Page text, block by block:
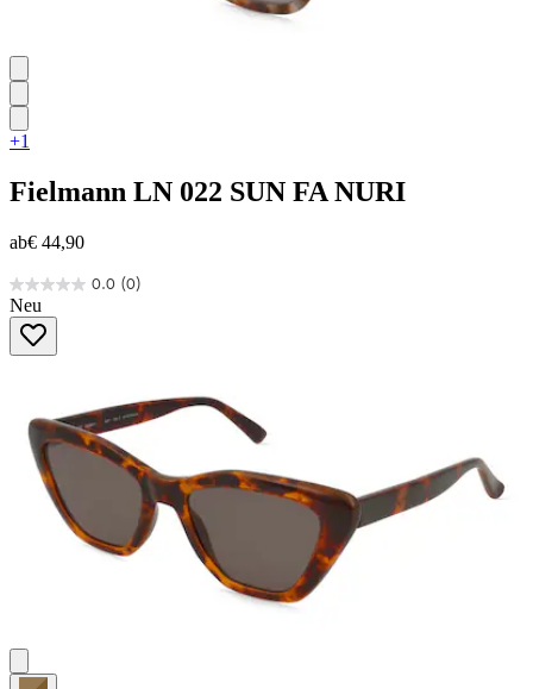
+1
Fielmann LN 022 SUN FA NURI
ab€ 44,90
0.0 (0)
0.0
von
Sternen.
Neu